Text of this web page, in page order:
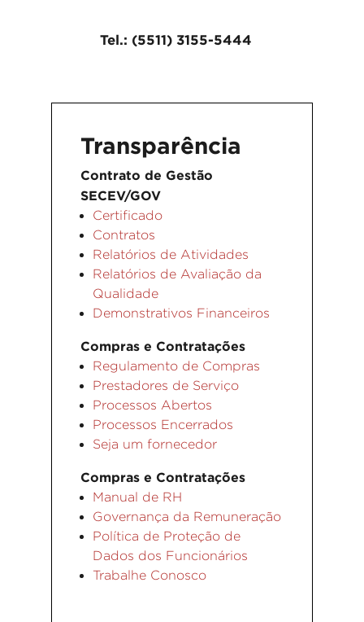
Tel.: (5511) 3155-5444
Transparência
Contrato de Gestão
SECEV/GOV
Certificado
Contratos
Relatórios de Atividades
Relatórios de Avaliação da
Qualidade
Demonstrativos Financeiros
Compras e Contratações
Regulamento de Compras
Prestadores de Serviço
Processos Abertos
Processos Encerrados
Seja um fornecedor
Compras e Contratações
Manual de RH
Governança da Remuneração
Política de Proteção de
Dados dos Funcionários
Trabalhe Conosco